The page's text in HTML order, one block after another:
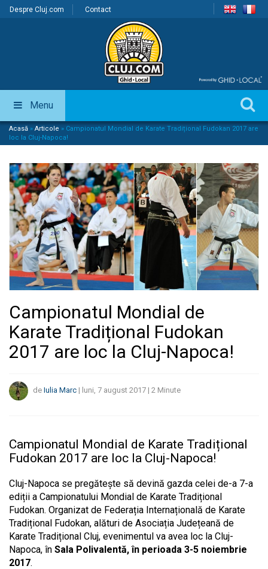
Despre Cluj.com Contact
Menu
Acasă » Articole » Campionatul Mondial de Karate Tradițional Fudokan 2017 are
loc la Cluj-Napoca!
Campionatul Mondial de
Karate Tradițional Fudokan
2017 are loc la Cluj-Napoca!
de Iulia Marc | luni, 7 august 2017 | 2 Minute
Campionatul Mondial de Karate Tradițional
Fudokan 2017 are loc la Cluj-Napoca!
Cluj-Napoca se pregătește să devină gazda celei de-a 7-a
ediții a Campionatului Mondial de Karate Tradițional
Fudokan. Organizat de Federația Internațională de Karate
Tradițional Fudokan, alături de Asociația Județeană de
Karate Tradițional Cluj, evenimentul va avea loc la Cluj-
Napoca, în Sala Polivalentă, în perioada 3-5 noiembrie
2017.